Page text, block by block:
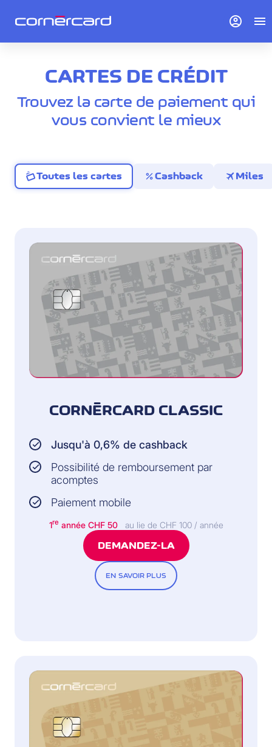
CARTES DE CRÉDIT
Trouvez la carte de paiement qui
vous convient le mieux
Toutes les cartes percentCashback travel Miles
CORNÈRCARD CLASSIC
Jusqu'à 0,6% de cashback
Possibilité de remboursement par
acomptes
Paiement mobile
1re année CHF 50 au lie de CHF 100 / année
DEMANDEZ-LA
EN SAVOIR PLUS
account_circle menu